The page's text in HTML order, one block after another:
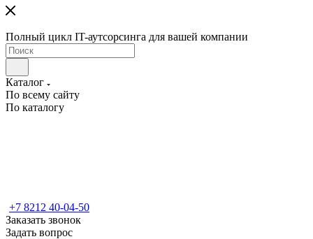
Полный цикл IT-аутсорсинга для вашей компании
Каталог
По всему сайту
По каталогу
+7 8212 40-04-50
Заказать звонок
Задать вопрос